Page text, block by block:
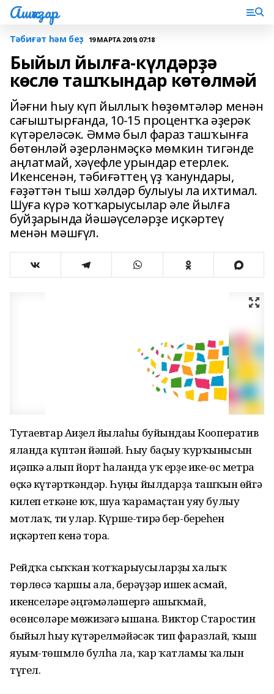
Ашҡаҙар
Тәбиғәт һәм беҙ 19 МАРТА 2019, 07:18
Быйыл йылға-күлдәрҙә
көслө ташҡындар көтөлмәй
Йәғни һыу күп йыллыҡ һөҙөмтәләр менән
сағыштырғанда, 10-15 процентҡа әҙерәк
күтәреләсәк. Әммә был фараз ташҡынға
бөтөнләй әҙерләнмәҫкә мөмкин тигәнде
аңлатмай, хәүефле урындар етерлек.
Икенсенән, тәбиғәттең үҙ ҡанундары,
ғәҙәттән тыш хәлдәр булыуы ла ихтимал.
Шуға күрә ҡотҡарыусылар әле йылға
буйҙарында йәшәүселәрҙе иҫкәртеү
менән мәшғүл.
Тутаевтар Ағиҙел йылғаһы буйындағы Кооператив
яланда күптән йәшәй. Һыу баҫыу ҡурҡынысын
иҫәпкә алып йорт һалғанда уҡ ерҙе ике-өс метрға
өҫкә күтәрткәндәр. Һуңғы йылдарҙа ташҡын өйгә
килеп еткәне юҡ, шуға ҡарамаҫтан уяу булыу
мотлаҡ, ти улар. Күрше-тирә бер-береһен
иҫкәртеп кенә тора.
Рейдҡа сыҡҡан ҡотҡарыусыларҙы халыҡ
төрлөсә ҡаршы ала, берәүҙәр ишек асмай,
икенселәре әңгәмәләшергә ашыҡмай,
өсөнсөләре мөғжизәгә ышана. Виктор Старостин
быйыл һыу күтәрелмәйәсәк тип фаразлай, ҡыш
яуым-төшмлө булһа ла, ҡар ҡатламы ҡалын
түгел.